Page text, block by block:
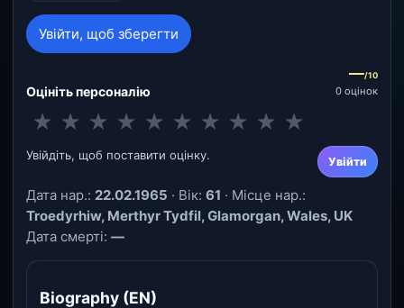
Увійти, щоб зберегти
Оцініть персоналію
—/10
0 оцінок
★ ★ ★ ★ ★ ★ ★ ★ ★ ★
Увійдіть, щоб поставити оцінку. Увійти
Дата нар.: 22.02.1965 · Вік: 61 · Місце нар.:
Troedyrhiw, Merthyr Tydfil, Glamorgan, Wales, UK
Дата смерті: —
Biography (EN)